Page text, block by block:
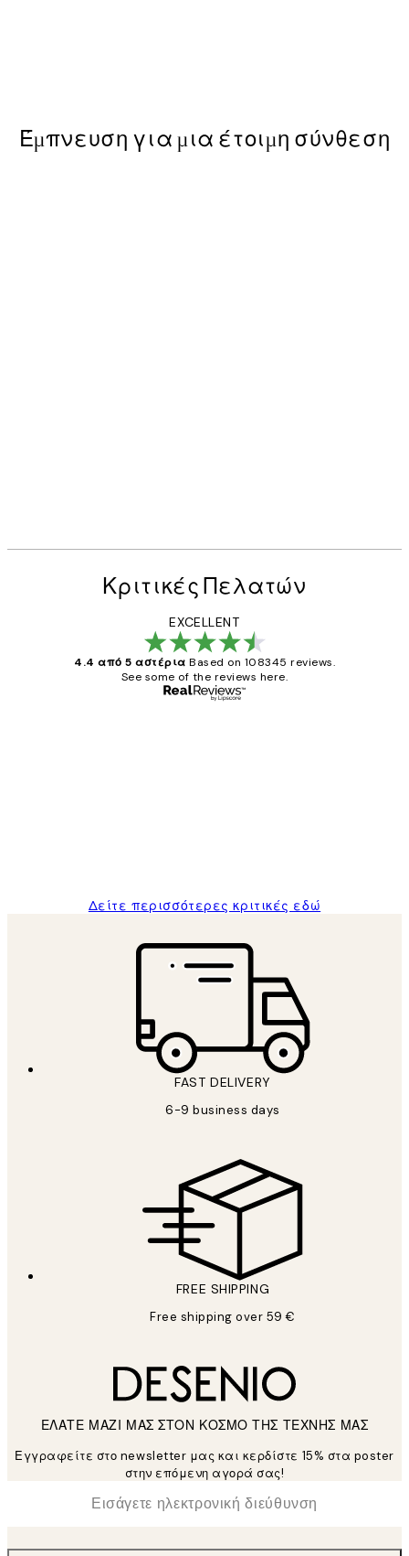
Έμπνευση για μια έτοιμη σύνθεση
Κριτικές Πελατών
EXCELLENT
4.4 από 5 αστέρια Based on 108345 reviews.
See some of the reviews here.
Δείτε περισσότερες κριτικές εδώ
FAST DELIVERY
6-9 business days
FREE SHIPPING
Free shipping over 59 €
ΕΛΑΤΕ ΜΑΖΙ ΜΑΣ ΣΤΟΝ ΚΟΣΜΟ ΤΗΣ ΤΕΧΝΗΣ ΜΑΣ
Εγγραφείτε στο newsletter μας και κερδίστε 15% στα poster
στην επόμενη αγορά σας!
Ηλεκτρονική Διεύθυνση